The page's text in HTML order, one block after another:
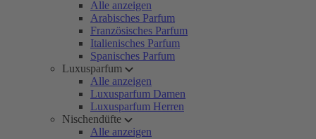
Alle anzeigen
Arabisches Parfum
Französisches Parfum
Italienisches Parfum
Spanisches Parfum
Luxusparfum
Alle anzeigen
Luxusparfum Damen
Luxusparfum Herren
Nischendüfte
Alle anzeigen